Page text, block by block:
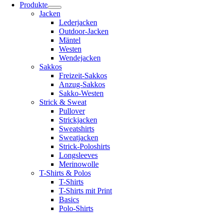
Produkte
Jacken
Lederjacken
Outdoor-Jacken
Mäntel
Westen
Wendejacken
Sakkos
Freizeit-Sakkos
Anzug-Sakkos
Sakko-Westen
Strick & Sweat
Pullover
Strickjacken
Sweatshirts
Sweatjacken
Strick-Poloshirts
Longsleeves
Merinowolle
T-Shirts & Polos
T-Shirts
T-Shirts mit Print
Basics
Polo-Shirts